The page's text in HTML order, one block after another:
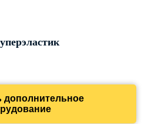
дополнительное